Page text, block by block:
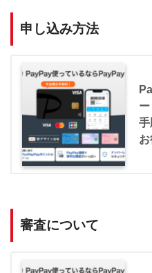
申し込み方法
審査について